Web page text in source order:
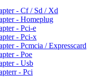
- Cf / Sd / Xd
- Homeplug
- Pci-e
- Pci-x
- Pcmcia / Expresscard
- Poe
- Usb
- Pci